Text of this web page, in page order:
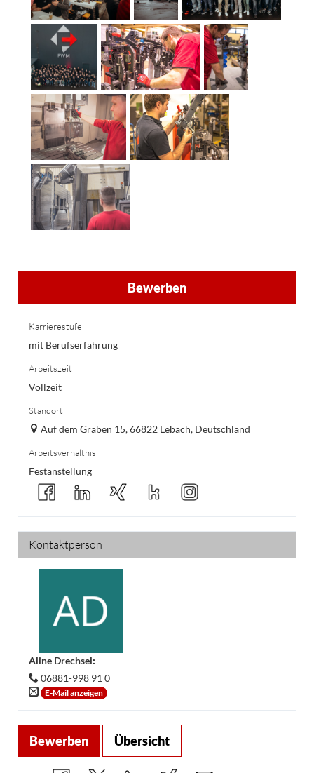
Bewerben
Karrierestufe
mit Berufserfahrung
Arbeitszeit
Vollzeit
Standort
Auf dem Graben 15, 66822 Lebach, Deutschland
Arbeitsverhältnis
Festanstellung
Kontaktperson
Aline Drechsel:
06881-998 91 0
E-Mail anzeigen
Bewerben Übersicht